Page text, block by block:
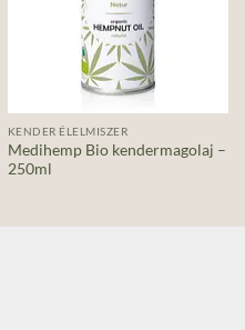
KENDER ÉLELMISZER
Medihemp Bio kendermagolaj –
250ml